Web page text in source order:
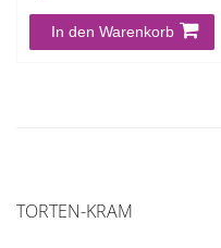
In den Warenkorb
TORTEN-KRAM